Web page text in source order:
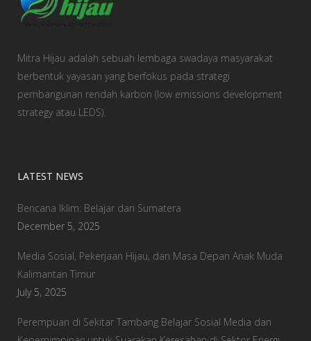
Mitra Hijau adalah sebuah lembaga swadaya masyarakat
berbentuk yayasan yang berfokus pada strategi
pembangunan rendah karbon (low emissions development
strategy atau LEDS).
LATEST NEWS
Bencana Iklim: Belajar dari Sumatera
December 5, 2025
Media Sosial, Pekerjaan Hijau, dan Masa Depan Anak Muda
Kalimantan Timur
July 5, 2025
Perempuan di Sekitar Tambang Belajar Sosial Media dan